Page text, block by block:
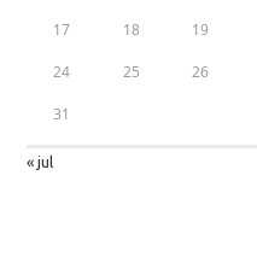
17 18 19
24 25 26
31
« jul